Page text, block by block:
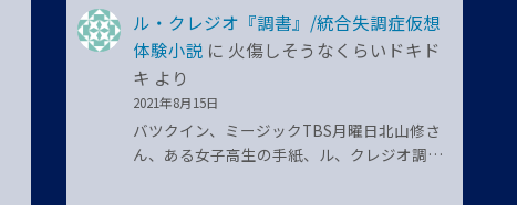
ル・クレジオ『調書』/統合失調症仮想
体験小説 に 火傷しそうなくらいドキド
キ より
2021年8月15日
バツクイン、ミージックTBS月曜日北山修さ
ん、ある女子高生の手紙、ル、クレジオ調…